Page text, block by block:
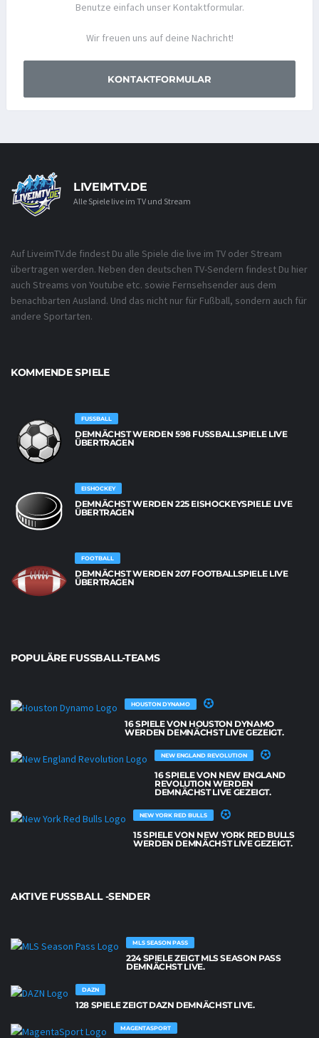
Benutze einfach unser Kontaktformular.
Wir freuen uns auf deine Nachricht!
KONTAKTFORMULAR
LIVEIMTV.DE
Alle Spiele live im TV und Stream
Auf LiveimTV.de findest Du alle Spiele die live im TV oder Stream
übertragen werden. Neben den deutschen TV-Sendern findest Du hier
auch Streams von Youtube etc. sowie Fernsehsender aus dem
benachbarten Ausland. Und das nicht nur für Fußball, sondern auch für
andere Sportarten.
KOMMENDE SPIELE
FUSSBALL
DEMNÄCHST WERDEN 598 FUSSBALLSPIELE LIVE Ü
BERTRAGEN
EISHOCKEY
DEMNÄCHST WERDEN 225 EISHOCKEYSPIELE LIVE
ÜBERTRAGEN
FOOTBALL
DEMNÄCHST WERDEN 207 FOOTBALLSPIELE LIVE
ÜBERTRAGEN
POPULÄRE FUSSBALL-TEAMS
HOUSTON DYNAMO
16 SPIELE VON HOUSTON DYNAMO
WERDEN DEMNÄCHST LIVE GEZEIGT.
NEW ENGLAND REVOLUTION
16 SPIELE VON NEW ENGLAND
REVOLUTION WERDEN
DEMNÄCHST LIVE GEZEIGT.
NEW YORK RED BULLS
15 SPIELE VON NEW YORK RED BULLS
WERDEN DEMNÄCHST LIVE GEZEIGT.
AKTIVE FUSSBALL -SENDER
MLS SEASON PASS
224 SPIELE ZEIGT MLS SEASON PASS
DEMNÄCHST LIVE.
DAZN
128 SPIELE ZEIGT DAZN DEMNÄCHST LIVE.
MAGENTASPORT